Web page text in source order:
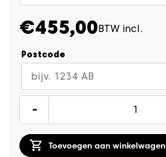
€455,00BTW incl.
Postcode
-
Toevoegen aan winkelwagen